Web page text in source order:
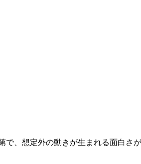
、想定外の動きが生まれる面白さ